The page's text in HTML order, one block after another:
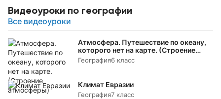
Видеоуроки по географии
Все видеоуроки
Атмосфера. Путешествие по океану,
которого нет на карте. (Строение
атмосферы)
География6 класс
Климат Евразии
География7 класс